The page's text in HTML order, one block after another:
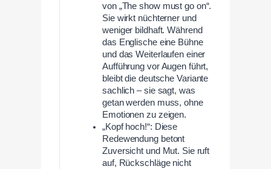
von „The show must go on“.
Sie wirkt nüchterner und
weniger bildhaft. Während
das Englische eine Bühne
und das Weiterlaufen einer
Aufführung vor Augen führt,
bleibt die deutsche Variante
sachlich – sie sagt, was
getan werden muss, ohne
Emotionen zu zeigen.
„Kopf hoch!“: Diese
Redewendung betont
Zuversicht und Mut. Sie ruft
auf, Rückschläge nicht